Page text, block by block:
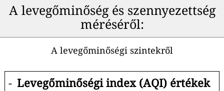
A levegőminőség és szennyezettség
méréséről:
A levegőminőségi szintekről
- Levegőminőségi index (AQI) értékek